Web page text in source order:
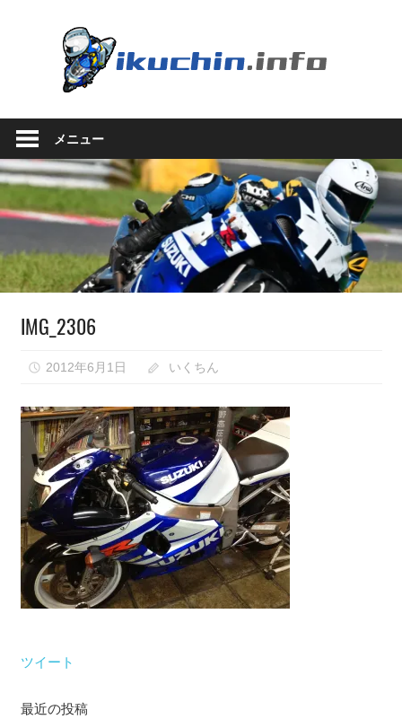
ッ
プ
ち
ん
ち
ん
の
ロ
（モ
ト
ロ
で
い）
メニュー
IMG_2306
2012年6月1日 いくちん
ツイート
最近の投稿